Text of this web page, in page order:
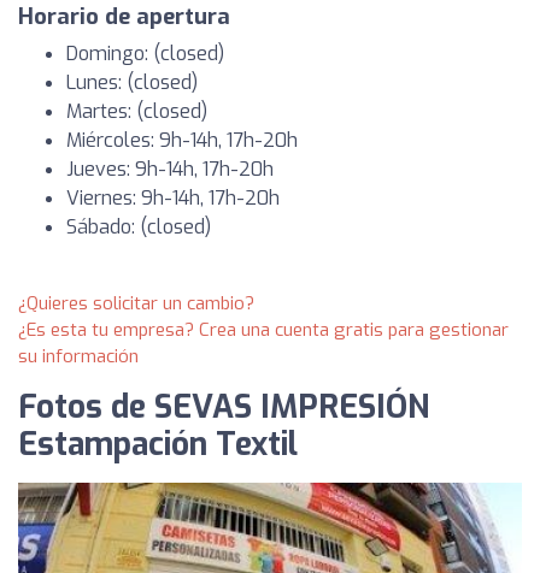
Horario de apertura
Domingo: (closed)
Lunes: (closed)
Martes: (closed)
Miércoles: 9h-14h, 17h-20h
Jueves: 9h-14h, 17h-20h
Viernes: 9h-14h, 17h-20h
Sábado: (closed)
¿Quieres solicitar un cambio?
¿Es esta tu empresa? Crea una cuenta gratis para gestionar
su información
Fotos de SEVAS IMPRESIÓN
Estampación Textil